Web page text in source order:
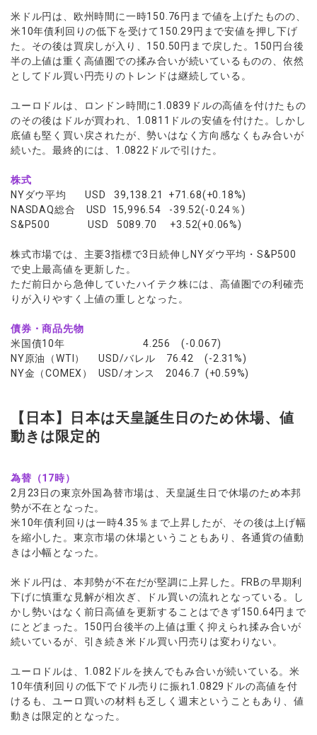
経済指標・予測カレンダー
休眠口座と凍結口座
トレードガイド
NEW
よくあるご質問
عربى
Русский
Español
ไทย
デモ口座を開設する
法人のお客様は こちら
米ドル円は、欧州時間に一時150.76円まで値を上げたものの、
米10年債利回りの低下を受けて150.29円まで安値を押し下げ
た。その後は買戻しが入り、150.50円まで戻した。150円台後
半の上値は重く高値圏での揉み合いが続いているものの、依然
としてドル買い円売りのトレンドは継続している。
ユーロドルは、ロンドン時間に1.0839ドルの高値を付けたもの
のその後はドルが買われ、1.0811ドルの安値を付けた。しかし
底値も堅く買い戻されたが、勢いはなく方向感なくもみ合いが
続いた。最終的には、1.0822ドルで引けた。
株式
NYダウ平均 USD 39,138.21 +71.68(+0.18%)
NASDAQ総合 USD 15,996.54 -39.52(-0.24％)
S&P500 USD 5089.70 +3.52(+0.06%)
株式市場では、主要3指標で3日続伸しNYダウ平均・S&P500
で史上最高値を更新した。
ただ前日から急伸していたハイテク株には、高値圏での利確売
りが入りやすく上値の重しとなった。
債券・商品先物
米国債10年 4.256 (-0.067)
NY原油（WTI） USD/バレル 76.42 (-2.31%)
NY金（COMEX） USD/オンス 2046.7 (+0.59%)
【日本】日本は天皇誕生日のため休場、値
動きは限定的
為替（17時）
2月23日の東京外国為替市場は、天皇誕生日で休場のため本邦
勢が不在となった。
米10年債利回りは一時4.35％まで上昇したが、その後は上げ幅
を縮小した。東京市場の休場ということもあり、各通貨の値動
きは小幅となった。
米ドル円は、本邦勢が不在だが堅調に上昇した。FRBの早期利
下げに慎重な見解が相次ぎ、ドル買いの流れとなっている。し
かし勢いはなく前日高値を更新することはできず150.64円まで
にとどまった。150円台後半の上値は重く抑えられ揉み合いが
続いているが、引き続き米ドル買い円売りは変わりない。
ユーロドルは、1.082ドルを挟んでもみ合いが続いている。米
10年債利回りの低下でドル売りに振れ1.0829ドルの高値を付
けるも、ユーロ買いの材料も乏しく週末ということもあり、値
動きは限定的となった。